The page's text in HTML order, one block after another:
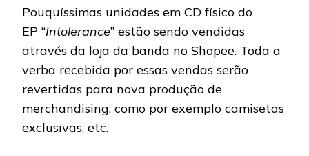
Pouquíssimas unidades em CD físico do
EP “Intolerance” estão sendo vendidas
através da loja da banda no Shopee. Toda a
verba recebida por essas vendas serão
revertidas para nova produção de
merchandising, como por exemplo camisetas
exclusivas, etc.